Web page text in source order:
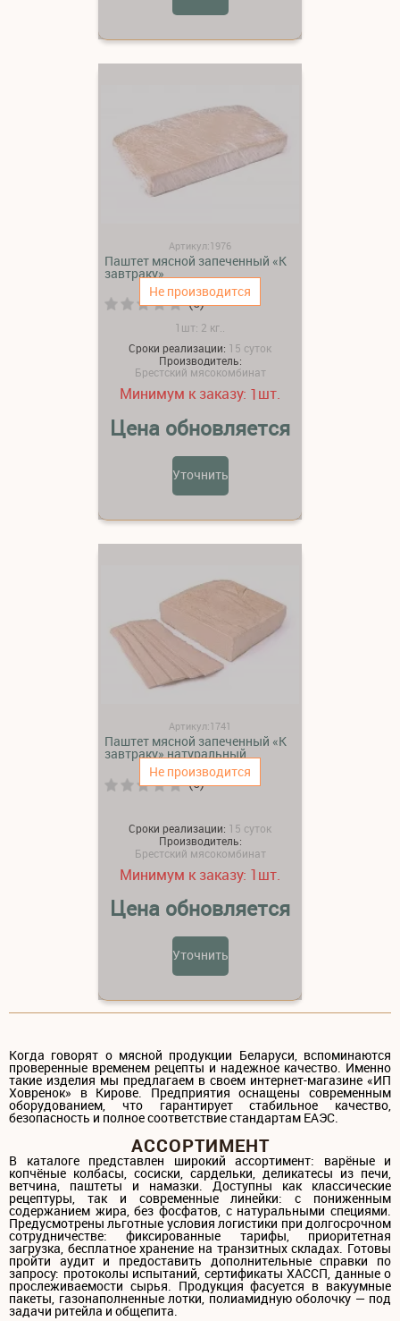
Не производится
Артикул:1976
Паштет мясной запеченный «К
завтраку»
(0)
1шт: 2 кг..
Сроки реализации: 15 суток
Производитель:
Брестский мясокомбинат
Минимум к заказу: 1шт.
Цена обновляется
Уточнить
Не производится
Артикул:1741
Паштет мясной запеченный «К
завтраку» натуральный
(0)
Сроки реализации: 15 суток
Производитель:
Брестский мясокомбинат
Минимум к заказу: 1шт.
Цена обновляется
Уточнить
Когда говорят о мясной продукции Беларуси, вспоминаются
проверенные временем рецепты и надежное качество. Именно
такие изделия мы предлагаем в своем интернет-магазине «ИП
Ховренок» в Кирове. Предприятия оснащены современным
оборудованием, что гарантирует стабильное качество,
безопасность и полное соответствие стандартам ЕАЭС.
АССОРТИМЕНТ
В каталоге представлен широкий ассортимент: варёные и
копчёные колбасы, сосиски, сардельки, деликатесы из печи,
ветчина, паштеты и намазки. Доступны как классические
рецептуры, так и современные линейки: с пониженным
содержанием жира, без фосфатов, с натуральными специями.
Предусмотрены льготные условия логистики при долгосрочном
сотрудничестве: фиксированные тарифы, приоритетная
загрузка, бесплатное хранение на транзитных складах. Готовы
пройти аудит и предоставить дополнительные справки по
запросу: протоколы испытаний, сертификаты ХАССП, данные о
прослеживаемости сырья. Продукция фасуется в вакуумные
пакеты, газонаполненные лотки, полиамидную оболочку — под
задачи ритейла и общепита.